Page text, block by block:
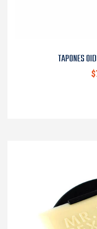
TAPONES